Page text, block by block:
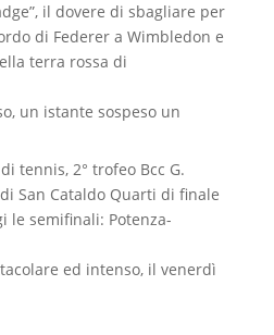
il dovere di sbagliare per
di Federer a Wimbledon e
terra rossa di
un istante sospeso un
tennis, 2° trofeo Bcc G.
San Cataldo Quarti di finale
le semifinali: Potenza-
ed intenso, il venerdì